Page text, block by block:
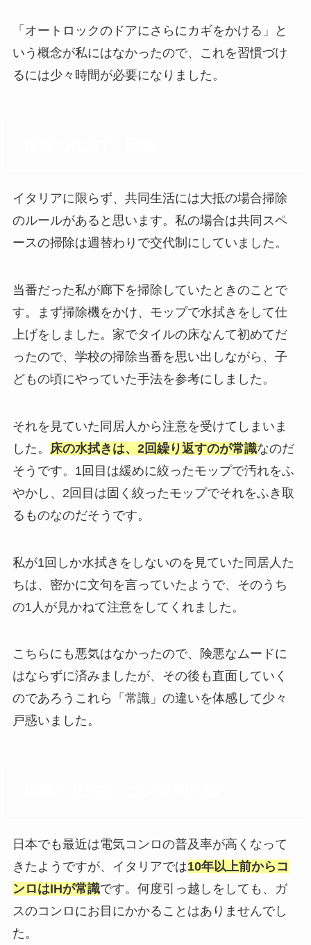
「オートロックのドアにさらにカギをかける」と
いう概念が私にはなかったので、これを習慣づけ
るには少々時間が必要になりました。
イタリアに限らず、共同生活には大抵の場合掃除
のルールがあると思います。私の場合は共同スペ
ースの掃除は週替わりで交代制にしていました。
当番だった私が廊下を掃除していたときのことで
す。まず掃除機をかけ、モップで水拭きをして仕
上げをしました。家でタイルの床なんて初めてだ
ったので、学校の掃除当番を思い出しながら、子
どもの頃にやっていた手法を参考にしました。
それを見ていた同居人から注意を受けてしまいま
した。
床の水拭きは、2回繰り返すのが常識なのだ
そうです。1回目は緩めに絞ったモップで汚れをふ
やかし、2回目は固く絞ったモップでそれをふき取
るものなのだそうです。
私が1回しか水拭きをしないのを見ていた同居人た
ちは、密かに文句を言っていたようで、そのうち
の1人が見かねて注意をしてくれました。
こちらにも悪気はなかったので、険悪なムードに
はならずに済みましたが、その後も直面していく
のであろうこれら「常識」の違いを体感して少々
戸惑いました。
日本でも最近は電気コンロの普及率が高くなって
きたようですが、イタリアでは10年以上前からコ
ンロはIHが常識です。何度引っ越しをしても、ガ
スのコンロにお目にかかることはありませんでし
た。